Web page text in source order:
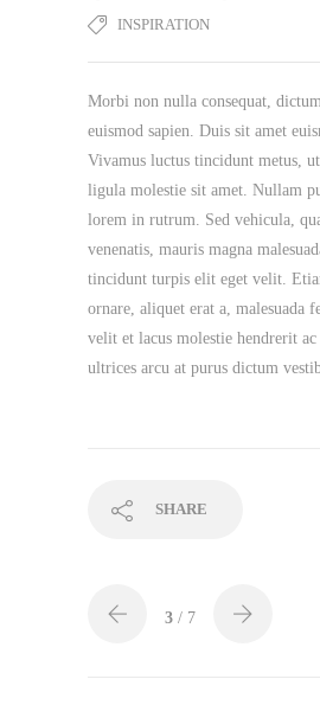
INSPIRATION
Morbi non nulla consequat,
euismod sapien. Duis sit amet
Vivamus luctus tincidunt metus,
ligula molestie sit amet. Nullam
lorem in rutrum. Sed vehicula,
venenatis, mauris magna
tincidunt turpis elit eget velit.
ornare, aliquet erat a, malesuada
velit et lacus molestie hendrerit
ultrices arcu at purus dictum
SHARE
3 / 7